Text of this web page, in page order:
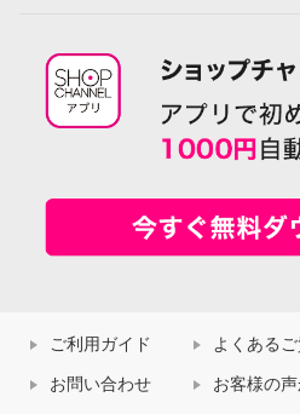
ご利用ガイド よくあるご
お問い合わせ お客様の